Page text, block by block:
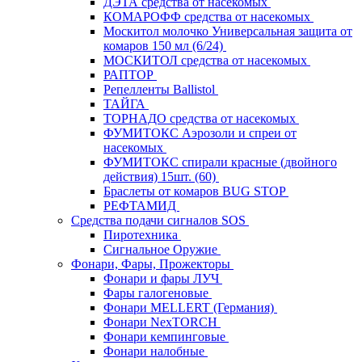
КОМАРОФФ средства от насекомых
Москитол молочко Универсальная защита от
комаров 150 мл (6/24)
МОСКИТОЛ средства от насекомых
РАПТОР
Репелленты Ballistol
ТАЙГА
ТОРНАДО средства от насекомых
ФУМИТОКС Аэрозоли и спреи от
насекомых
ФУМИТОКС спирали красные (двойного
действия) 15шт. (60)
Браслеты от комаров BUG STOP
РЕФТАМИД
Средства подачи сигналов SOS
Пиротехника
Сигнальное Оружие
Фонари, Фары, Прожекторы
Фонари и фары ЛУЧ
Фары галогеновые
Фонари MELLERT (Германия)
Фонари NexTORCH
Фонари кемпинговые
Фонари налобные